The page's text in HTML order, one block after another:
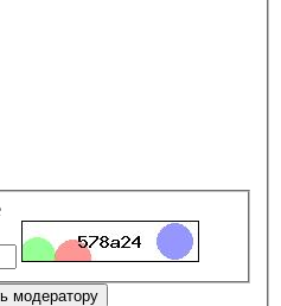
модератору